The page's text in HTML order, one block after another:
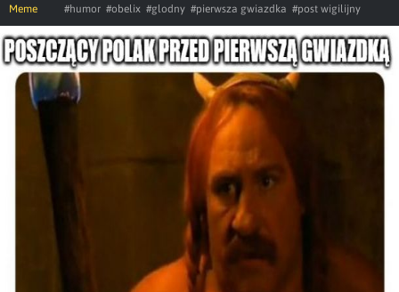
Meme #humor #obelix #glodny #pierwsza gwiazdka #post wigilijny